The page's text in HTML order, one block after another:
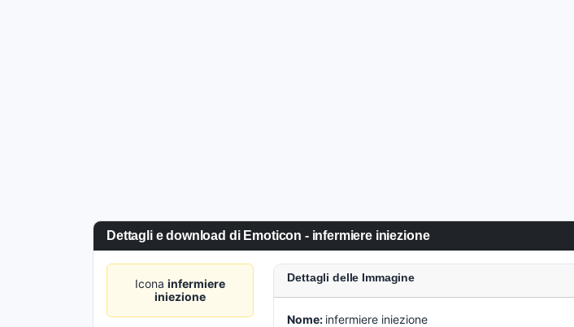
Dettagli e download di Emoticon - infermiere iniezione
Iconainfermiere
iniezione
Dettagli delle Immagine
Nome: infermiere iniezione